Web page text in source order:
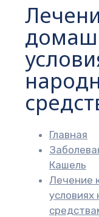
Главная
Кашель
Лечение